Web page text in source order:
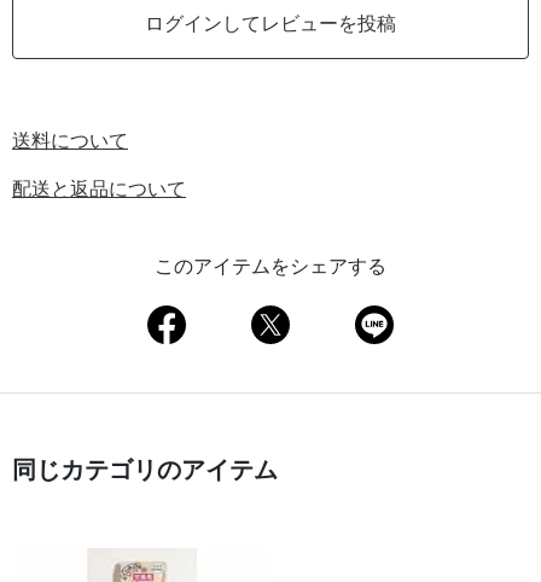
ログインしてレビューを投稿
送料について
配送と返品について
このアイテムをシェアする
同じカテゴリのアイテム